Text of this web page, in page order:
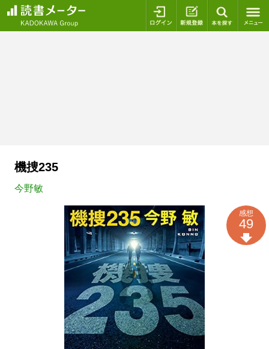
ログイン 新規登録
機捜235
今野敏
感想
49